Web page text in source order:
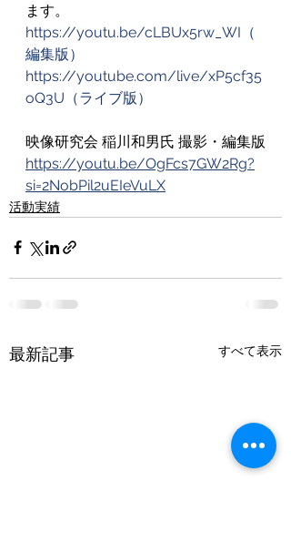
ます。
https://youtu.be/cLBUx5rw_WI（
編集版）
https://youtube.com/live/xP5cf35
oQ3U（ライブ版）
映像研究会 稲川和男氏 撮影・編集版
https://youtu.be/OgFcs7GW2Rg?
si=2NobPil2uEIeVuLX
活動実績
最新記事 すべて表示